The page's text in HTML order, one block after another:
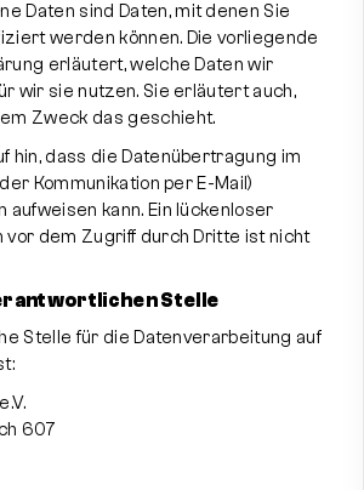
Daten sind Daten, mit denen Sie
werden können. Die vorliegende
erläutert, welche Daten wir
wir sie nutzen. Sie erläutert auch,
Zweck das geschieht.
hin, dass die Datenübertragung im
Kommunikation per E-Mail)
aufweisen kann. Ein lückenloser
vor dem Zugriff durch Dritte ist nicht
Stelle
Stelle für die Datenverarbeitung auf
607